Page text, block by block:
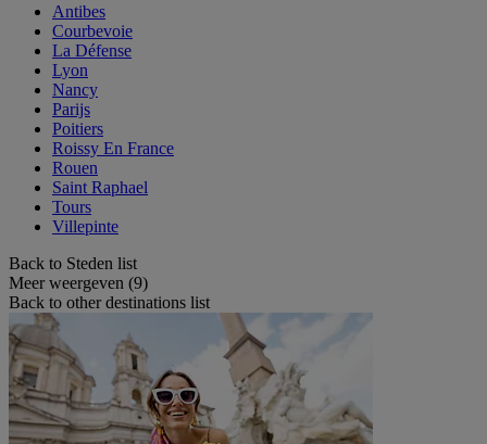
Antibes
Courbevoie
La Défense
Lyon
Nancy
Parijs
Poitiers
Roissy En France
Rouen
Saint Raphael
Tours
Villepinte
Back to Steden list
Meer weergeven (9)
Back to other destinations list